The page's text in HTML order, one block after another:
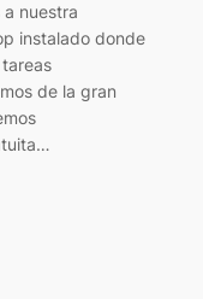
nuestra
instalado donde
de la gran